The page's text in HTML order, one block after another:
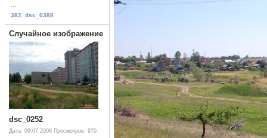
382. dsc_0388
Случайное изображение
dsc_0252
Дата: 09.07.2008 Просмотров: 970